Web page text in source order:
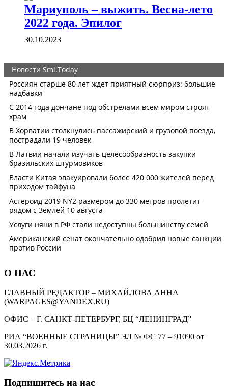
Мариуполь – выжить. Весна-лето
2022 года. Эпилог
30.10.2023
О НАС
ГЛАВНЫЙ РЕДАКТОР – МИХАЙЛОВА АННА
(WARPAGES@YANDEX.RU)
ОФИС – Г. САНКТ-ПЕТЕРБУРГ, БЦ “ЛЕНИНГРАД”
РИА “ВОЕННЫЕ СТРАНИЦЫ” ЭЛ № ФС 77 – 91090 от
30.03.2026 г.
Подпишитесь на нас